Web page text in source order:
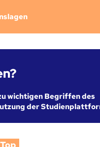
wichtigen Begriffen des
der